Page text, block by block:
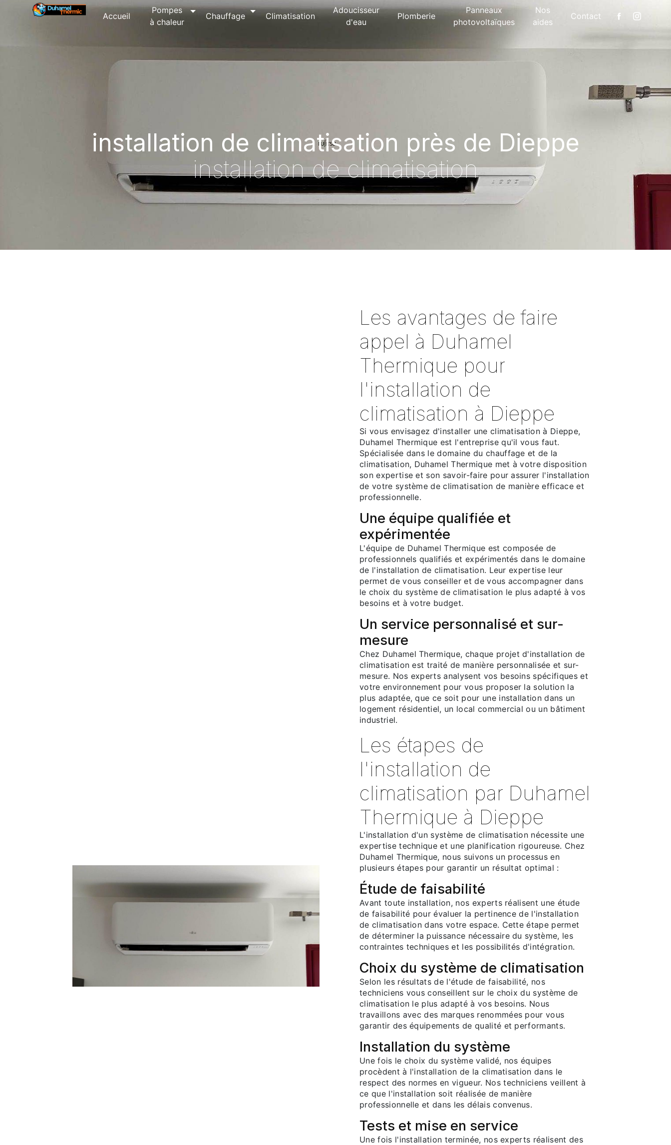
Accueil
Pompes
à chaleur
Chauffage Climatisation
Adoucisseur
d'eau
Plomberie
Panneaux
photovoltaïques
Nos
aides
Contact
installation de climatisation près de Dieppe
installation de climatisation
Les avantages de faire
appel à Duhamel
Thermique pour
l'installation de
climatisation à Dieppe
Si vous envisagez d'installer une climatisation à Dieppe,
Duhamel Thermique est l'entreprise qu'il vous faut.
Spécialisée dans le domaine du chauffage et de la
climatisation, Duhamel Thermique met à votre disposition
son expertise et son savoir-faire pour assurer l'installation
de votre système de climatisation de manière efficace et
professionnelle.
Une équipe qualifiée et
expérimentée
L'équipe de Duhamel Thermique est composée de
professionnels qualifiés et expérimentés dans le domaine
de l'installation de climatisation. Leur expertise leur
permet de vous conseiller et de vous accompagner dans
le choix du système de climatisation le plus adapté à vos
besoins et à votre budget.
Un service personnalisé et sur-
mesure
Chez Duhamel Thermique, chaque projet d'installation de
climatisation est traité de manière personnalisée et sur-
mesure. Nos experts analysent vos besoins spécifiques et
votre environnement pour vous proposer la solution la
plus adaptée, que ce soit pour une installation dans un
logement résidentiel, un local commercial ou un bâtiment
industriel.
Les étapes de
l'installation de
climatisation par Duhamel
Thermique à Dieppe
L'installation d'un système de climatisation nécessite une
expertise technique et une planification rigoureuse. Chez
Duhamel Thermique, nous suivons un processus en
plusieurs étapes pour garantir un résultat optimal :
Étude de faisabilité
Avant toute installation, nos experts réalisent une étude
de faisabilité pour évaluer la pertinence de l'installation
de climatisation dans votre espace. Cette étape permet
de déterminer la puissance nécessaire du système, les
contraintes techniques et les possibilités d'intégration.
Choix du système de climatisation
Selon les résultats de l'étude de faisabilité, nos
techniciens vous conseillent sur le choix du système de
climatisation le plus adapté à vos besoins. Nous
travaillons avec des marques renommées pour vous
garantir des équipements de qualité et performants.
Installation du système
Une fois le choix du système validé, nos équipes
procèdent à l'installation de la climatisation dans le
respect des normes en vigueur. Nos techniciens veillent à
ce que l'installation soit réalisée de manière
professionnelle et dans les délais convenus.
Tests et mise en service
Une fois l'installation terminée, nos experts réalisent des
Panneau de gestion des cookies